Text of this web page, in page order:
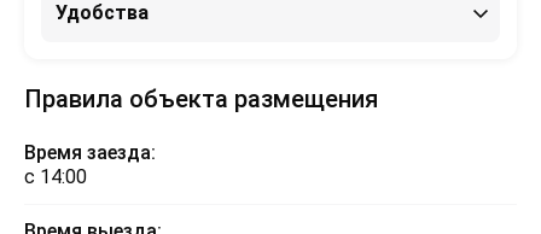
Удобства
Правила объекта размещения
Время заезда:
с 14:00